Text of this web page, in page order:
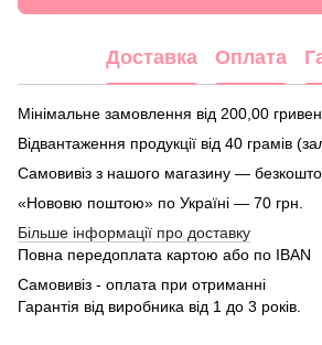
Доставка Оплата
Мінімальне замовлення від 200,00
Відвантаження продукції від 40 грамів
Самовивіз з нашого магазину —
«Нововю поштою» по Україні — 70 грн.
Більше інформації про доставку
Повна передоплата картою або по IBAN
Самовивіз - оплата при отриманні
Гарантія від виробника від 1 до 3 років.